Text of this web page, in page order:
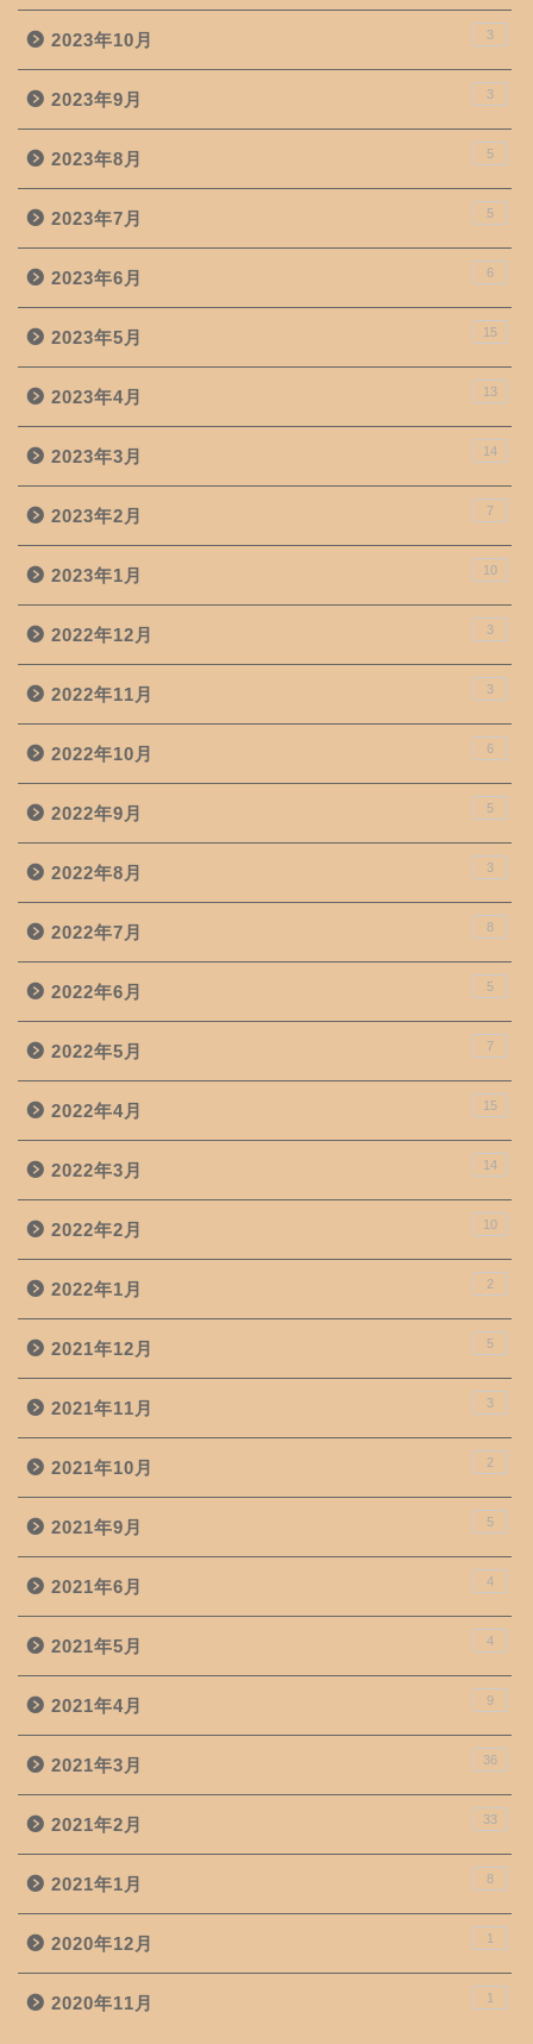
2023年10月 3
2023年9月 3
2023年8月 5
2023年7月 5
2023年6月 6
2023年5月 15
2023年4月 13
2023年3月 14
2023年2月 7
2023年1月 10
2022年12月 3
2022年11月 3
2022年10月 6
2022年9月 5
2022年8月 3
2022年7月 8
2022年6月 5
2022年5月 7
2022年4月 15
2022年3月 14
2022年2月 10
2022年1月 2
2021年12月 5
2021年11月 3
2021年10月 2
2021年9月 5
2021年6月 4
2021年5月 4
2021年4月 9
2021年3月 36
2021年2月 33
2021年1月 8
2020年12月 1
2020年11月 1